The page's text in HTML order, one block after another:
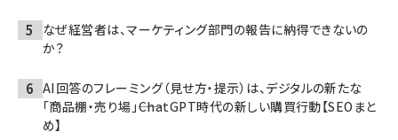
なぜ経営者は、マーケティング部門の報告に納得できないの
か？
AI回答のフレーミング（見せ方・提示）は、デジタルの新たな
「商品棚・売り場」――ChatGPT時代の新しい購買行動【SEOまと
め】